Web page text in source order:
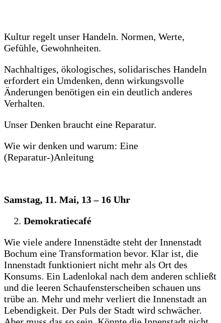
Kultur regelt unser Handeln. Normen, Werte,
Gefühle, Gewohnheiten.
Nachhaltiges, ökologisches, solidarisches Handeln
erfordert ein Umdenken, denn wirkungsvolle
Änderungen benötigen ein ein deutlich anderes
Verhalten.
Unser Denken braucht eine Reparatur.
Wie wir denken und warum: Eine
(Reparatur-)Anleitung
Samstag, 11. Mai, 13 – 16 Uhr
Demokratiecafé
Wie viele andere Innenstädte steht der Innenstadt
Bochum eine Transformation bevor. Klar ist, die
Innenstadt funktioniert nicht mehr als Ort des
Konsums. Ein Ladenlokal nach dem anderen schließt
und die leeren Schaufensterscheiben schauen uns
trübe an. Mehr und mehr verliert die Innenstadt an
Lebendigkeit. Der Puls der Stadt wird schwächer.